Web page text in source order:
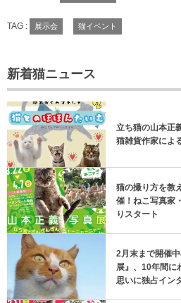
TAG : 展示会 猫イベント
新着猫ニュース
立ち猫の山本正
猫雑貨作家によ
猫の撮り方を教
催！ねこ写真家
りスタート
2月末まで開催
展』、10年間に
思いに独占イン